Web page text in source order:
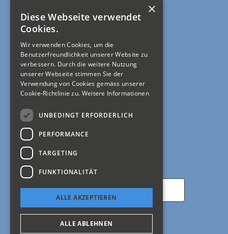
Rechtliches
Allgemeine Geschäftsbedingungen
Mein Konto
Registrierung
Anmelden
×
Diese Webseite verwendet
Cookies.
Wir verwenden Cookies, um die
Benutzerfreundlichkeit unserer Website zu
verbessern. Durch die weitere Nutzung
unserer Webseite stimmen Sie der
Verwendung von Cookies gemäss unserer
Cookie-Richtlinie zu. Weitere Informationen
UNBEDINGT ERFORDERLICH
PERFORMANCE
TARGETING
FUNKTIONALITÄT
ALLE AKZEPTIEREN
ALLE ABLEHNEN